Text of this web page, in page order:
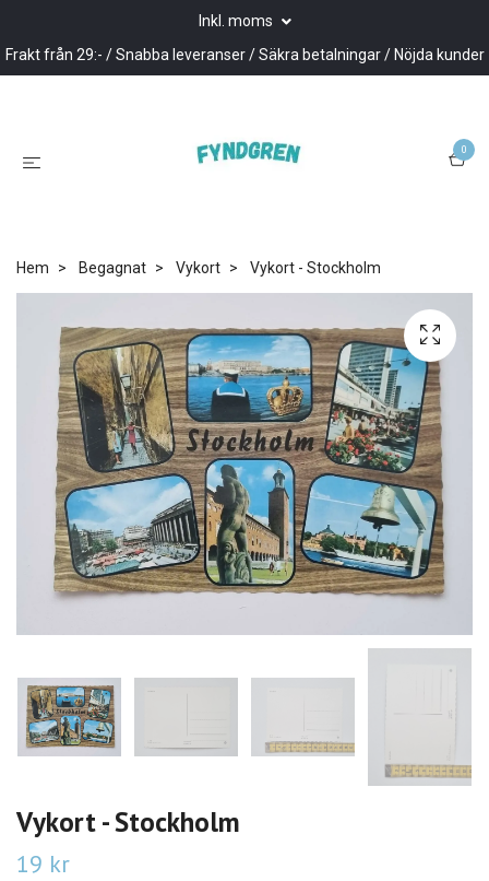
Inkl. moms
Frakt från 29:- / Snabba leveranser / Säkra betalningar / Nöjda kunder
0
Hem Begagnat Vykort Vykort - Stockholm
Vykort - Stockholm
19 kr